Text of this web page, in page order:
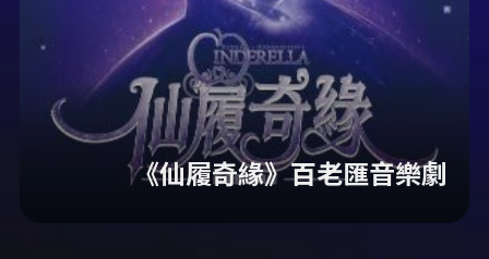
《仙履奇緣》百老匯音樂劇